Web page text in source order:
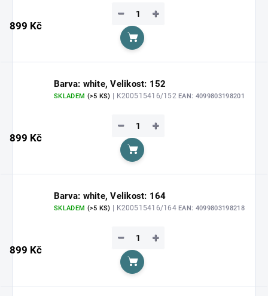
899 Kč
+
−
Do košíku
Barva: white, Velikost: 152
SKLADEM (>5 KS) | K200515416/152EAN: 4099803198201
899 Kč
+
−
Do košíku
Barva: white, Velikost: 164
SKLADEM (>5 KS) | K200515416/164EAN: 4099803198218
899 Kč
+
−
Do košíku